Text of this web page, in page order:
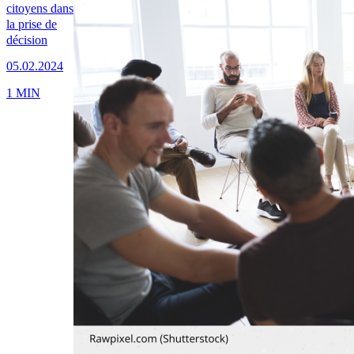
citoyens dans
la prise de
décision
05.02.2024
1 MIN